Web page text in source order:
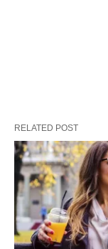
RELATED POST